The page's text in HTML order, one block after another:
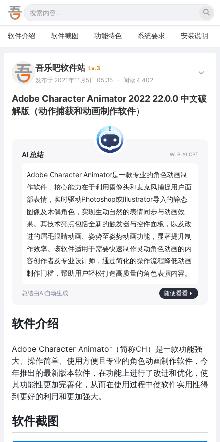
软件介绍 软件截图 功能特色 系统要求 安装说明
吾乐吧软件站 Lv.3
发布于 2021年11月5日 05:35
· 阅读 4,402
Adobe Character Animator 2022 22.0.0 中文破
解版（动作捕获和动画制作软件）
AI 总结
Adobe Character Animator是一款专业的角色动画制
作软件，核心能力在于利用摄像头和麦克风捕捉用户面
部表情，实时驱动Photoshop或Illustrator导入的静态
图像及木偶角色，实现生动自然的表情同步与动画效
果。其技术亮点包括全新的触发器与控件面板，以及改
进的眉毛眼睛动画、姿势至姿势动画功能，显著提升制
作效率。该软件适用于需要快速制作灵动角色动画的内
容创作者及专业设计师，通过简化的操作流程降低动画
制作门槛，帮助用户轻松打造高质量的角色表演内容。
随便看看
软件介绍
Adobe Character Animator（简称CH）是一款功能强
大、操作简单、使用方便且专业的角色动画制作软件，今
年推出的最新版本软件，在功能上进行了改进和优化，使
其功能性更加完善化，从而在使用过程中使软件实用性得
到更好的利用和更加强大。
软件截图